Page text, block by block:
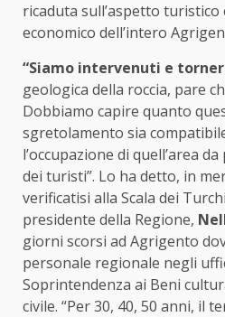
ricaduta sull’aspetto turistico
economico dell’intero
“Siamo intervenuti e
geologica della roccia, pare
Dobbiamo capire quanto
sgretolamento sia
l’occupazione di quell’area
dei turisti”. Lo ha detto, in
verificatisi alla Scala dei
presidente della Regione,
giorni scorsi ad Agrigento
personale regionale negli
Soprintendenza ai Beni
civile. “Per 30, 40, 50 anni, il